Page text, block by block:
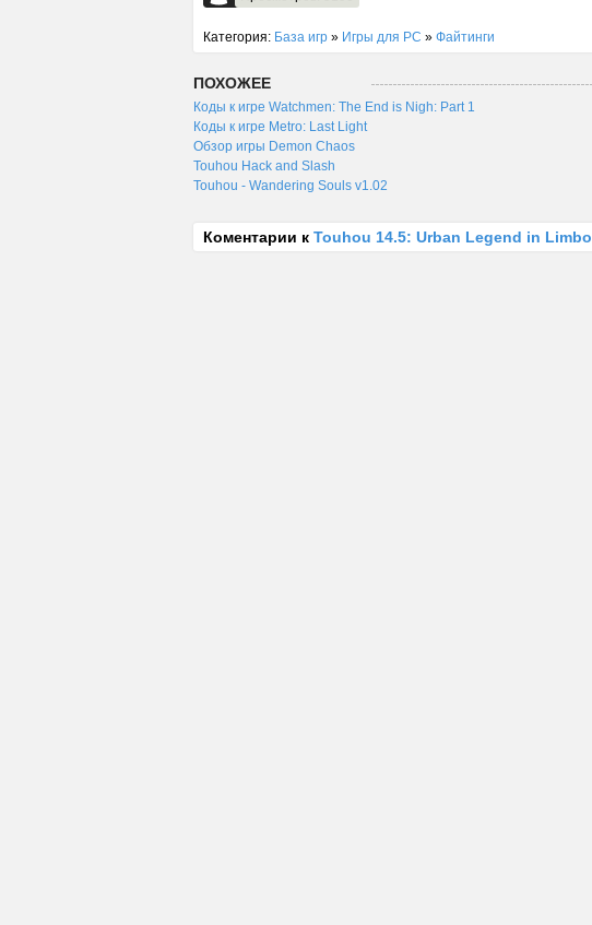
Категория: База игр » Игры для PC » Файтинги
ПОХОЖЕЕ
Коды к игре Watchmen: The End is Nigh: Part 1
Коды к игре Metro: Last Light
Обзор игры Demon Chaos
Touhou Hack and Slash
Touhou - Wandering Souls v1.02
Коментарии к Touhou 14.5: Urban Legend in Limbo